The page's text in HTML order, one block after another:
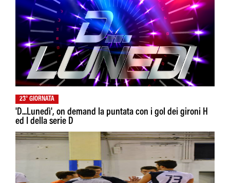
23° GIORNATA
'D...Lunedì', on demand la puntata con i gol dei gironi H
ed I della serie D